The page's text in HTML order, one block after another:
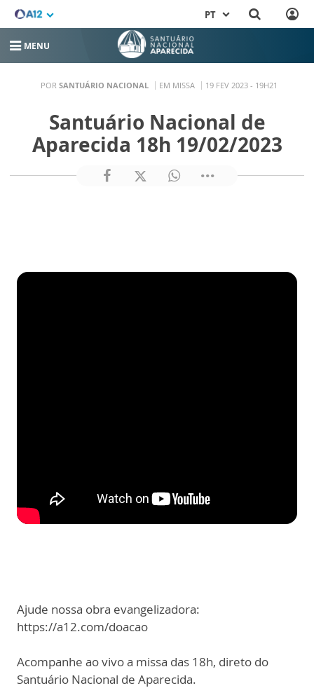
PT
MENU
POR SANTUÁRIO NACIONAL EM MISSA 19 FEV 2023 - 19H21
Santuário Nacional de
Aparecida 18h 19/02/2023
Ajude nossa obra evangelizadora:
https://a12.com/doacao
Acompanhe ao vivo a missa das 18h, direto do
Santuário Nacional de Aparecida.